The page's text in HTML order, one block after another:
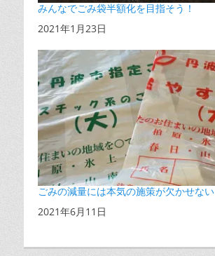
みんなでごみ袋半額化を目指そう！
日付
2021年1月23日
ごみの減量には本気の施策が欠かせない
日付
2021年6月11日